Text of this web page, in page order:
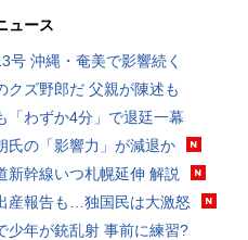
ュース
号 沖縄・奄美で影響続く
クズ野郎だ 父親が陳述も
「わずか4分」で退廷一幕
氏の「影響力」が減退か
新幹線いつ札幌延伸 解説
産報告も…独国民は大激怒
少年が銃乱射 事前に練習?